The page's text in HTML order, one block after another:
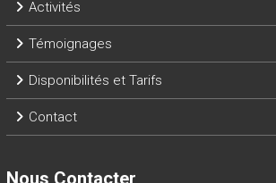
Activités
Témoignages
Disponibilités et Tarifs
Contact
Nous Contacter